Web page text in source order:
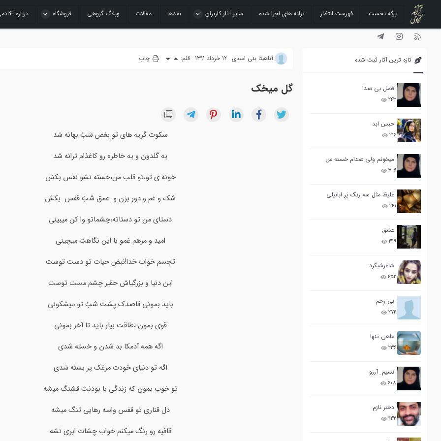
رفتن
به
محتوا
برگه نخست فهرست انتظار ترانه های اجرا شده سایر آثار کاربران نقدها مقالات وبلاگ گروهی فروشگاه درباره
تازه ترین آثار ثبت شده
فصل بی صدا
۲۴۳
حبس ابد
۲۱۶
میخونم ولی صدام خسته س
۳۰۶
غلیظ مثل سه رنگ پَرِ ابابیلی
۲۴۱
عشق
۳۱۹
شاعرشبگرد
۴۵۲
بی رحم
۲۷۲
ماهی تنها
۲۳۶
نسیم ِ آرزو
۶۰۸
دختر نازم
۴۳۲
آناهیتا بنی اسدی 12 خرداد 1391 قلم: چاپ
گل میخک
سکوت گریه های تو بغض شبُ بهانه شد
یه گلدون و یه خاطره رو کاغذام ترانه شد
خونه ی تو،تو قلب من،خسته نشو نفس بکش
شک و غم و دور بزن و عمق شبُ قفس بکش
دستای من تو دستاته،چشماتو وا کن میبینی
امید و مرهم غمو با این نگاهت میچینی
تجسم خواب خدا!نبض حیات تو دست توست
این دنیا و بزرگیاش حقیر چشم مست توست
باید بمونی قاصدک پشت شبُ تو میشکونی
قوی بمون ،طاقت بیار باید تا آخر بمونی
اگه همه آدمکا بد شدن و خسته شدی
اگه تو دنیای خودت مرغک پر بسته شدی
تو خوب بمون که زندگی با بودنت قشنگ میشه
دل قناری تو قفس واسه رهایی تنگ میشه
قافیه رو رنگ میکنم خواب چشات ابری نشه